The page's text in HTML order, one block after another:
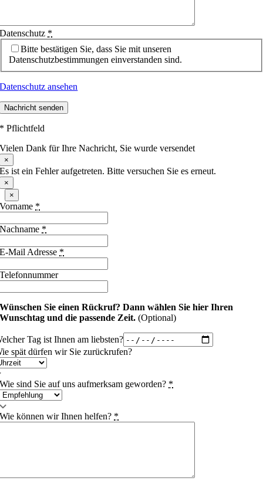
Datenschutz *
Bitte bestätigen Sie, dass Sie mit unseren
Datenschutzbestimmungen einverstanden sind.
Datenschutz ansehen
Nachricht senden
* Pflichtfeld
Vielen Dank für Ihre Nachricht, Sie wurde versendet
×
Es ist ein Fehler aufgetreten. Bitte versuchen Sie es erneut.
×
×
Vorname *
Nachname *
E-Mail Adresse *
Telefonnummer
Wünschen Sie einen Rückruf? Dann wählen Sie hier Ihren
Wunschtag und die passende Zeit.(Optional)
Tag ist Ihnen am liebsten?
spät dürfen wir Sie zurückrufen?
Wie sind Sie auf uns aufmerksam geworden? *
Wie können wir Ihnen helfen? *